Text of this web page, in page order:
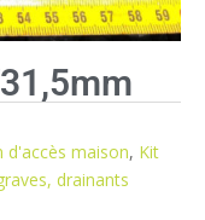
d'accès maison, Kit
drainants